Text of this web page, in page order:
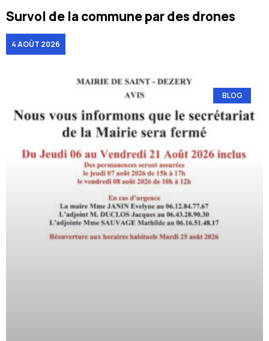
Survol de la commune par des drones
4 AOÛT 2026
BLOG